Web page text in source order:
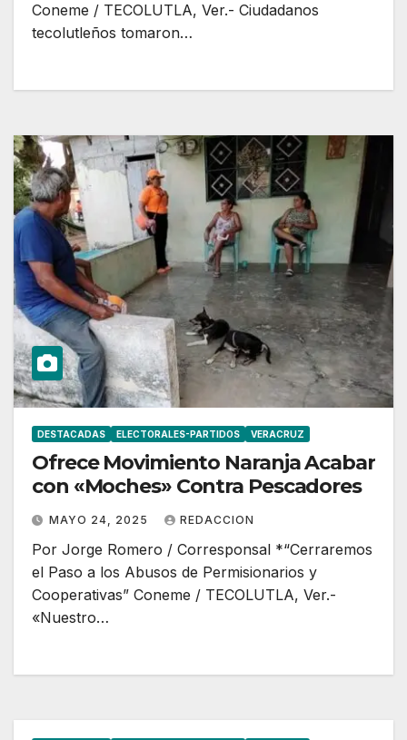
Coneme / TECOLUTLA, Ver.- Ciudadanos
tecolutleños tomaron…
DESTACADAS ELECTORALES-PARTIDOS VERACRUZ
Ofrece Movimiento Naranja Acabar
con «Moches» Contra Pescadores
MAYO 24, 2025 REDACCION
Por Jorge Romero / Corresponsal *“Cerraremos
el Paso a los Abusos de Permisionarios y
Cooperativas” Coneme / TECOLUTLA, Ver.-
«Nuestro…